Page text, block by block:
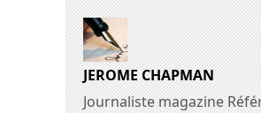
JEROME CHAPMAN
Journaliste magazine